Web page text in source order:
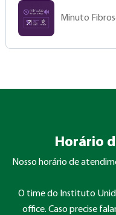
Minuto
Horário
Nosso horário de
O time do Instituto
office. Caso precise